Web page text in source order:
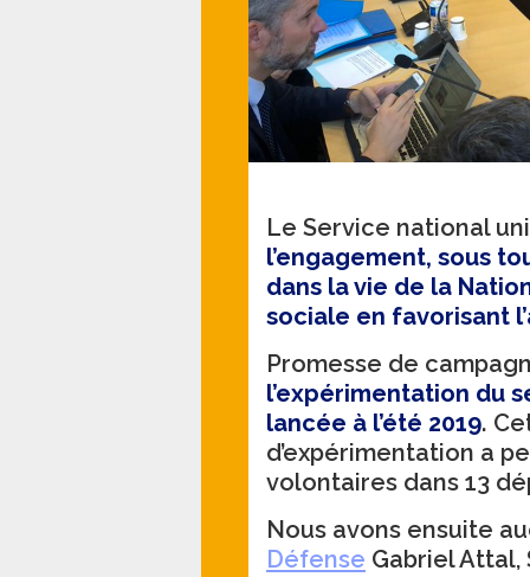
Le Service national
l’engagement, sous
dans la vie de la
sociale en favorisant
Promesse de
l’expérimentation du
lancée à l’été 2019.
d’expérimentation a
volontaires dans 13
Nous avons ensuite
Défense Gabriel Attal,